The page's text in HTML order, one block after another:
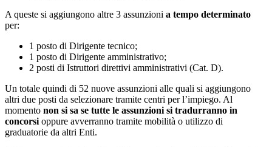
A queste si aggiungono altre 3 assunzioni a tempo determinato
per:
1 posto di Dirigente tecnico;
1 posto di Dirigente amministrativo;
2 posti di Istruttori direttivi amministrativi (Cat. D).
Un totale quindi di 52 nuove assunzioni alle quali si aggiungono
altri due posti da selezionare tramite centri per l’impiego. Al
momento non si sa se tutte le assunzioni si tradurranno in
concorsi oppure avverranno tramite mobilità o utilizzo di
graduatorie da altri Enti.